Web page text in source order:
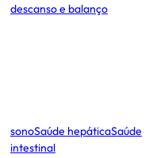
descanso e balanço
sonoSaúde hepáticaSaúde
intestinal